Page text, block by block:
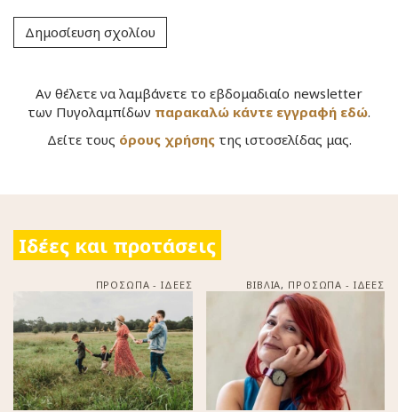
Αν θέλετε να λαμβάνετε το εβδομαδιαίο newsletter
των Πυγολαμπίδων παρακαλώ κάντε εγγραφή εδώ.
Δείτε τους όρους χρήσηςτης ιστοσελίδας μας.
Ιδέες και προτάσεις
ΠΡΟΣΩΠΑ - ΙΔΕΕΣ ΒΙΒΛΙΑ, ΠΡΟΣΩΠΑ - ΙΔΕΕΣ